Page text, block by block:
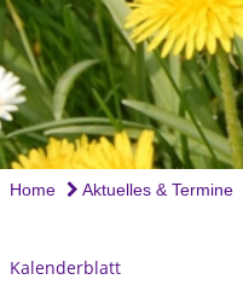
Home Aktuelles & Termine
Kalenderblatt